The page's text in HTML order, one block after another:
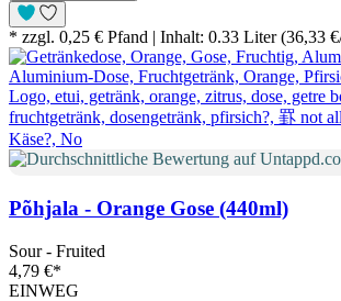
* zzgl. 0,25 € Pfand | Inhalt: 0.33 Liter (36,33
Põhjala - Orange Gose (440ml)
Sour - Fruited
4,79 €*
EINWEG